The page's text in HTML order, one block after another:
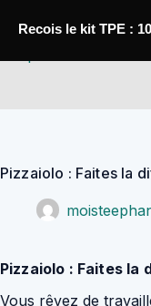
Pizzaiolo : Faites la
Pizzaiolo : Faites la
Vous rêvez de
Recois le kit TPE :